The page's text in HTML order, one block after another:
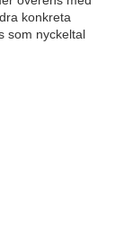
konkreta
som nyckeltal